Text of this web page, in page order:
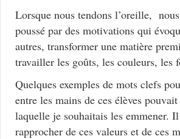
Lorsque nous tendons l’oreille,
poussé par des motivations qui
autres, transformer une matière
travailler les goûts, les couleurs,
Quelques exemples de mots clefs
entre les mains de ces élèves
laquelle je souhaitais les emmener.
rapprocher de ces valeurs et de ces